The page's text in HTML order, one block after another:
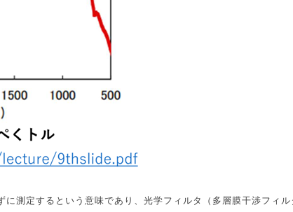
測定するという意味であり、光学フィルタ（多層膜干渉フィル